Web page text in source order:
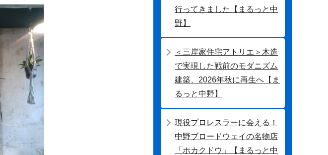
行ってきました【まるっと中
野】
＜三岸家住宅アトリエ＞木造
で実現した戦前のモダニズム
建築、2026年秋に再生へ【ま
るっと中野】
現役プロレスラーに会える！
中野ブロードウェイの名物店
「ホカクドウ」【まるっと中